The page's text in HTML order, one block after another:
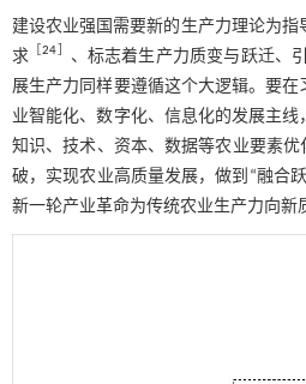
建设农业强国需要新的生产力理论为
求 ［24］
、标志着生产力质变与跃迁、
展生产力同样要遵循这个大逻辑。要
业智能化、数字化、信息化的发展主
知识、技术、资本、数据等农业要素
破，实现农业高质量发展，做到“融合
新一轮产业革命为传统农业生产力向新